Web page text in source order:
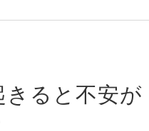
きると不安が